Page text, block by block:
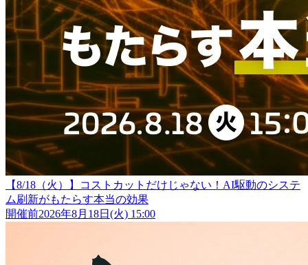
【8/18（火）】コストカットだけじゃない！AI駆動のシステ
ム刷新がもたらす本当の効果
開催前2026年8月18日(火) 15:00